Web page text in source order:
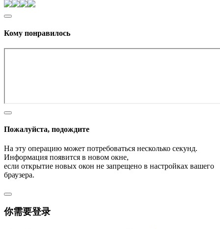
Кому понравилось
Пожалуйста, подождите
На эту операцию может потребоваться несколько секунд.
Информация появится в новом окне,
если открытие новых окон не запрещено в настройках вашего
браузера.
你需要登录